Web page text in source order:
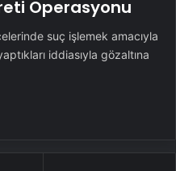
Operasyonu
suç işlemek amacıyla
iddiasıyla gözaltına